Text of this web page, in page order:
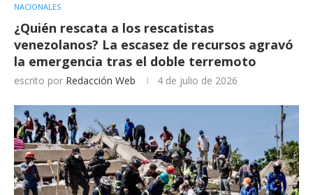
NACIONALES
¿Quién rescata a los rescatistas
venezolanos? La escasez de recursos agravó
la emergencia tras el doble terremoto
escrito por Redacción Web 4 de julio de 2026